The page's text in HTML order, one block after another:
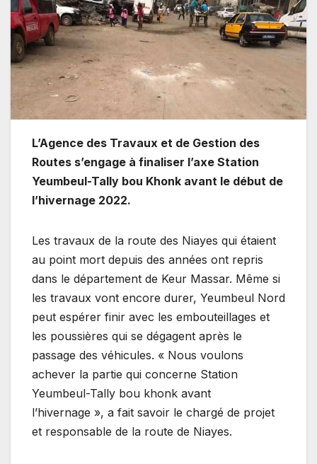
L’Agence des Travaux et de Gestion des
Routes s’engage à finaliser l’axe Station
Yeumbeul-Tally bou Khonk avant le début de
l’hivernage 2022.
Les travaux de la route des Niayes qui étaient
au point mort depuis des années ont repris
dans le département de Keur Massar. Même si
les travaux vont encore durer, Yeumbeul Nord
peut espérer finir avec les embouteillages et
les poussières qui se dégagent après le
passage des véhicules. « Nous voulons
achever la partie qui concerne Station
Yeumbeul-Tally bou khonk avant
l’hivernage », a fait savoir le chargé de projet
et responsable de la route de Niayes.